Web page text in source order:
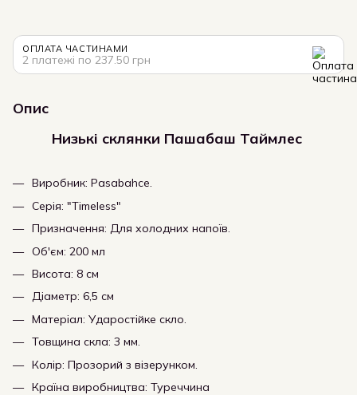
ОПЛАТА ЧАСТИНАМИ
2 платежі по 237.50 грн
Опис
Низькі склянки Пашабаш Таймлес
Виробник: Pasabahce.
Серія: "Timeless"
Призначення: Для холодних напоїв.
Об'єм: 200 мл
Висота: 8 см
Діаметр: 6,5 см
Матеріал: Ударостійке скло.
Товщина скла: 3 мм.
Колір: Прозорий з візерунком.
Країна виробництва: Туреччина